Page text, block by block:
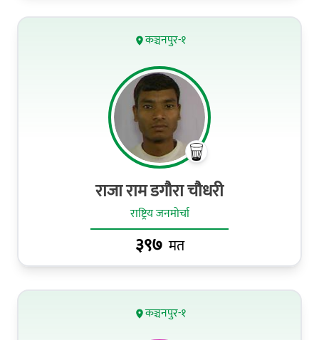
कञ्चनपुर-१
राजा राम डगौरा चौधरी
राष्ट्रिय जनमोर्चा
३९७ मत
कञ्चनपुर-१